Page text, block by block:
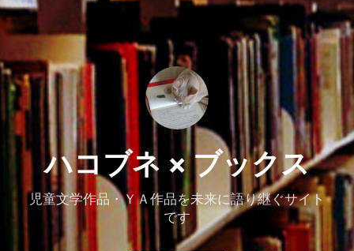
ハコブネ × ブックス
児童文学作品・ＹＡ作品を未来に語り継ぐサイト
です